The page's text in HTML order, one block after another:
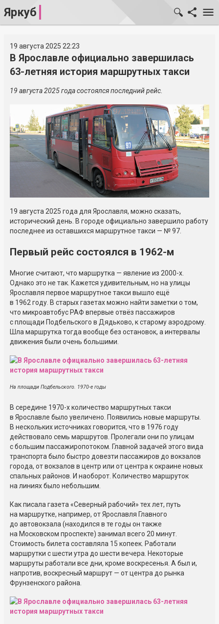
Яркуб
19 августа 2025 22:23
В Ярославле официально завершилась
63-летняя история маршрутных такси
19 августа 2025 года состоялся последний рейс.
19 августа 2025 года для Ярославля, можно сказать,
исторический день. В городе официально завершило работу
последнее из оставшихся маршрутное такси — № 97.
Первый рейс состоялся в 1962-м
Многие считают, что маршрутка — явление из 2000-х.
Однако это не так. Кажется удивительным, но на улицы
Ярославля первое маршрутное такси вышло ещё
в 1962 году. В старых газетах можно найти заметки о том,
что микроавтобус РАФ впервые отвёз пассажиров
с площади Подбельского в Дядьково, к старому аэродрому.
Шла маршрутка тогда вообще без остановок, а интервалы
движения были очень большими.
На площади Подбельского. 1970-е годы
В середине 1970-х количество маршрутных такси
в Ярославле было увеличено. Появились новые маршруты.
В нескольких источниках говорится, что в 1976 году
действовало семь маршрутов. Пролегали они по улицам
с большим пассажиропотоком. Главной задачей этого вида
транспорта было быстро довезти пассажиров до вокзалов
города, от вокзалов в центр или от центра к окраине новых
спальных районов. И наоборот. Количество маршруток
на линиях было небольшим.
Как писала газета «Северный рабочий» тех лет, путь
на маршрутке, например, от Ярославля Главного
до автовокзала (находился в те годы он также
на Московском проспекте) занимал всего 20 минут.
Стоимость билета составляла 15 копеек. Работали
маршрутки с шести утра до шести вечера. Некоторые
маршруты работали все дни, кроме воскресенья. А был и,
напротив, воскресный маршрут — от центра до рынка
Фрунзенского района.